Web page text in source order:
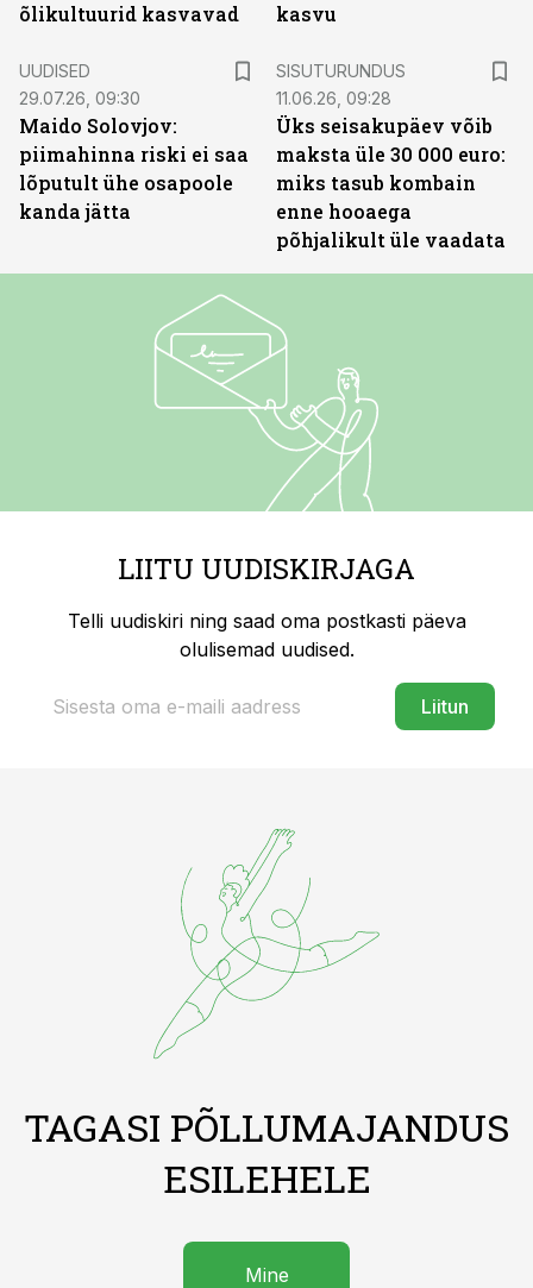
õlikultuurid kasvavad
kasvu
UUDISED
29.07.26, 09:30
Maido Solovjov:
piimahinna riski ei saa
lõputult ühe osapoole
kanda jätta
SISUTURUNDUS
11.06.26, 09:28
Üks seisakupäev võib
maksta üle 30 000 euro:
miks tasub kombain
enne hooaega
põhjalikult üle vaadata
LIITU UUDISKIRJAGA
Telli uudiskiri ning saad oma postkasti päeva
olulisemad uudised.
Liitun
TAGASI PÕLLUMAJANDUS
ESILEHELE
Mine